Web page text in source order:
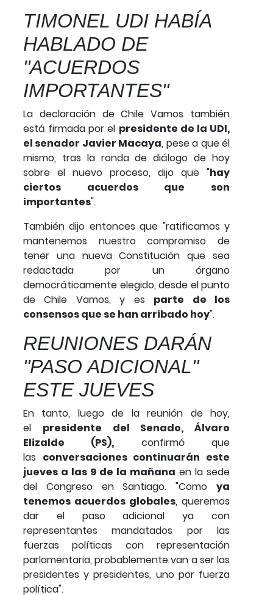
TIMONEL UDI HABÍA
HABLADO DE
"ACUERDOS
IMPORTANTES"
La declaración de Chile Vamos también
está firmada por el presidente de la UDI,
el senador Javier Macaya, pese a que él
mismo, tras la ronda de diálogo de hoy
sobre el nuevo proceso, dijo que "hay
ciertos acuerdos que son
importantes".
También dijo entonces que "ratificamos y
mantenemos nuestro compromiso de
tener una nueva Constitución que sea
redactada por un órgano
democráticamente elegido, desde el punto
de Chile Vamos, y es parte de los
consensos que se han arribado hoy".
REUNIONES DARÁN
"PASO ADICIONAL"
ESTE JUEVES
En tanto, luego de la reunión de hoy,
el presidente del Senado, Álvaro
Elizalde (PS), confirmó que
las conversaciones continuarán este
jueves a las 9 de la mañana en la sede
del Congreso en Santiago. "Como ya
tenemos acuerdos globales, queremos
dar el paso adicional ya con
representantes mandatados por las
fuerzas políticas con representación
parlamentaria, probablemente van a ser las
presidentes y presidentes, uno por fuerza
política".